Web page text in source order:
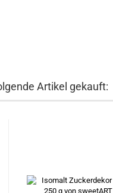
Artikel gekauft: